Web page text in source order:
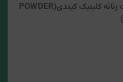
دئودرانت زنانه کلینیک کیندی(POWDER